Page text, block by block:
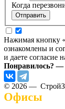
Когда
Нажимая кнопку
ознакомлены и
и даете согласие
Понравилось? —
© 2026 —
Офисы